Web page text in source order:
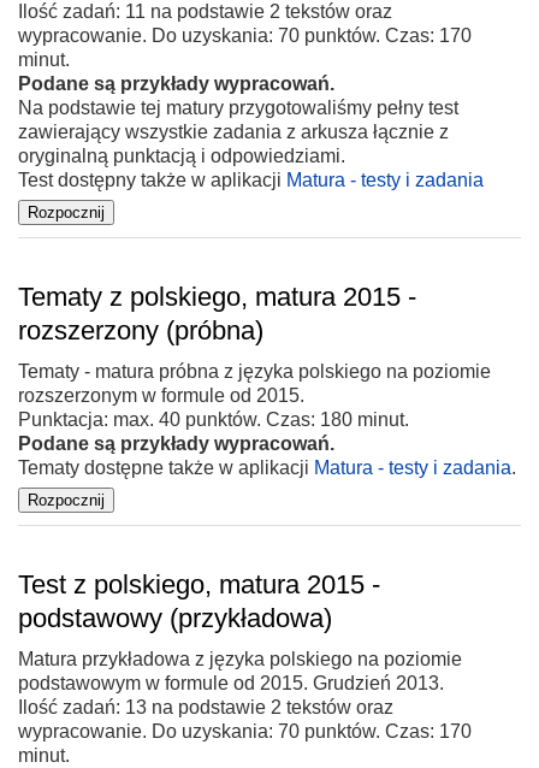
Ilość zadań: 11 na podstawie 2 tekstów oraz
wypracowanie. Do uzyskania: 70 punktów. Czas: 170
minut.
Podane są przykłady wypracowań.
Na podstawie tej matury przygotowaliśmy pełny test
zawierający wszystkie zadania z arkusza łącznie z
oryginalną punktacją i odpowiedziami.
Test dostępny także w aplikacji Matura - testy i zadania
Tematy z polskiego, matura 2015 -
rozszerzony (próbna)
Tematy - matura próbna z języka polskiego na poziomie
rozszerzonym w formule od 2015.
Punktacja: max. 40 punktów. Czas: 180 minut.
Podane są przykłady wypracowań.
Tematy dostępne także w aplikacji Matura - testy i zadania.
Test z polskiego, matura 2015 -
podstawowy (przykładowa)
Matura przykładowa z języka polskiego na poziomie
podstawowym w formule od 2015. Grudzień 2013.
Ilość zadań: 13 na podstawie 2 tekstów oraz
wypracowanie. Do uzyskania: 70 punktów. Czas: 170
minut.